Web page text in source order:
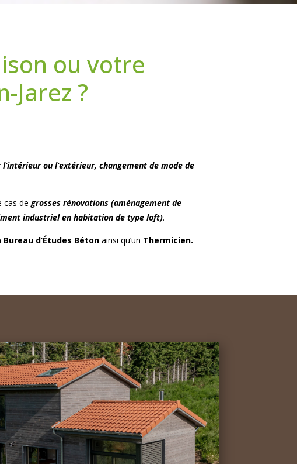
ou votre
Jarez ?
ou l’extérieur, changement de mode de
cas degrosses rénovations (aménagement de
industriel en habitation de type loft).
Bureau d’Études Bétonainsi qu’un Thermicien.